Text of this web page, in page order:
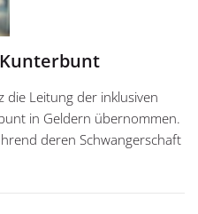
die Leitung der inklusiven
in Geldern übernommen.
deren Schwangerschaft